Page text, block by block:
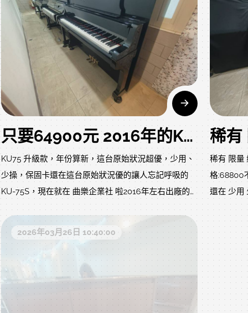
修?以下照片及影片把上一手的狀況坦誠給您了解，放
心喔!
箱、等..另計)售價:53800 不二價 已經很便宜 同品質商
品不怕您比較 歡迎比價特色: 典雅造型，不占空間，價
格親民，音色及觸鍵比電鋼琴好多了優質練習琴首選，
適合中小型家庭，YAMAHA一號琴最暢銷系列，保值
能力強 不僅年輕、價格優惠，再嫌貴真的買不到了..尺
寸 寬 151 cm 高 121 cm 深 63 cm以下照片及影片是購
回的原始狀況，當下就很不錯，尚未調音，音色就很不
錯目前已安排整理ing，以下照片影片是我們專業認證
回收後當下的原始狀況，上一手保存良好就像去買中古
車，車行都整理得很漂亮，但您不知道的是原始狀況?
是否被撞?是否大修?以下照片及影片把上一手的狀況坦
誠給您了解，放心喔我們會再經過網頁內的鋼琴整修流
程:https://www.rita-
music.com/modules/news/article.php?
storyid=1463
鍵盤、偏
售價
歡迎比價
U 系列
演奏性吸
第一次
該型號完
然成熟的
業二手鋼
的品質控
和扭曲的
性。
體現的成
細微的差
我們在樂
諾，也就
品照片及
只要64900元 2016年的KAWAI頂級 KU-75S 二手鋼琴 狀況超優 定弦裝置 豪華版大譜架 自己搬回家
KU75 升級款，年份算新，這台原始狀況超優，少用、
少操，保固卡還在這台原始狀況優的讓人忘記呼吸的
KU-75S，現在就在 曲樂企業社 啦2016年左右出廠的
KU-75S，以中古鋼琴來說，真的算新頂級機種，當初
全新可不便宜啊!有平台鋼琴式超大譜面台以及KAWAI
SOFT FALL SYSTEM 緩降裝置再來還有古典美學的 稀
有造型 琴體至踏板都有別於一般設計除了這些配置之
外，在 同型號裡這台琴的音色更是無可挑剔低頻飽滿
高頻甜美 聽過的人回家都會夢到它這麼完美的一台琴
您沒看錯聽說當時原價要19萬7 的價格，現在5折都不
稀有 限量
格:68800
還在 少用
證沒有琴
裡面，依
美的音色
品的耐用
這一台古
要搶了、
真的可遇
2026年03月26日 10:40:00